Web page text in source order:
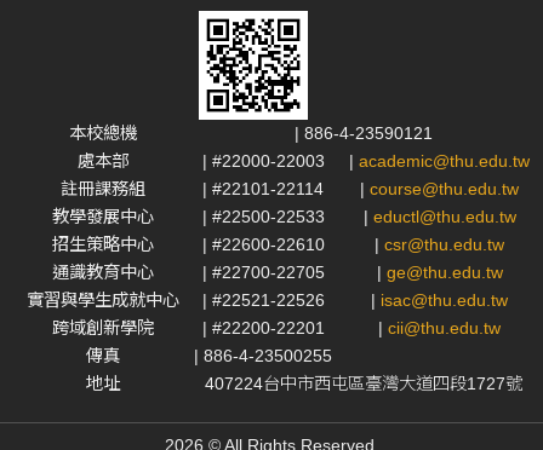
本校總機
| 886-4-23590121
處本部
| #22000-22003 | academic@thu.edu.tw
註冊課務組
| #22101-22114 | course@thu.edu.tw
教學發展中心
| #22500-22533 | eductl@thu.edu.tw
招生策略中心
| #22600-22610 | csr@thu.edu.tw
通識教育中心
| #22700-22705 | ge@thu.edu.tw
實習與學生成就中心
| #22521-22526 | isac@thu.edu.tw
跨域創新學院
| #22200-22201 | cii@thu.edu.tw
傳真
| 886-4-23500255
地址
407224台中市西屯區臺灣大道四段1727號
2026 © All Rights Reserved.